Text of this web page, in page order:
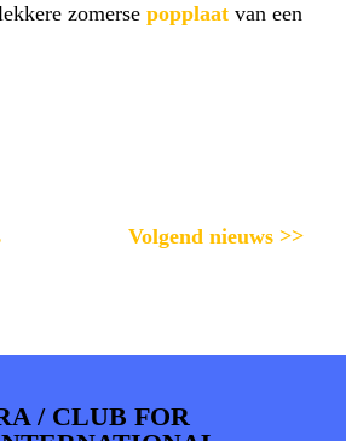
zomerse popplaat van een
Volgend nieuws >>
/ CLUB FOR